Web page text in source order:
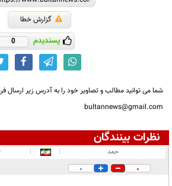
گزارش خطا
پسندیدم 0
شما می توانید مطالب و تصاویر خود را به آدرس زیر ارسال
bultannews@gmail.com
نظرات بینندگان
در انتظار بررسی:۱
حمد |
|
0
0